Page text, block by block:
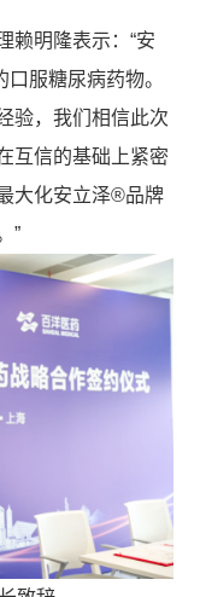
赖明隆表示：“安
服糖尿病药物。
验，我们相信此次
互信的基础上紧密
大化安立泽®品牌
”